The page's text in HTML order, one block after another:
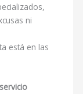
ni
está en las
servicio